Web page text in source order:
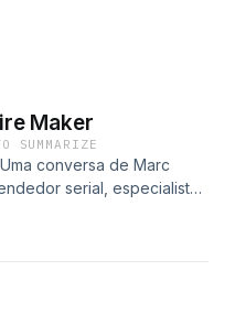
que atua com a inclusão
e co-fundou a
a cultura ESG e o
jovens brasileiros.
Maker
SUMMARIZE
conversa de Marc
serial, especialista
e autor do best-
vendidos).
anjo, atua em